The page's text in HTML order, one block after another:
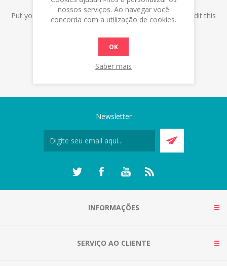
Put your login / registration information here. You can edit this
Newsletter
INFORMAÇÕES
SERVIÇO AO CLIENTE
nossos serviços. Ao navegar você
concorda com a utilização de cookies.
OK
Saber mais